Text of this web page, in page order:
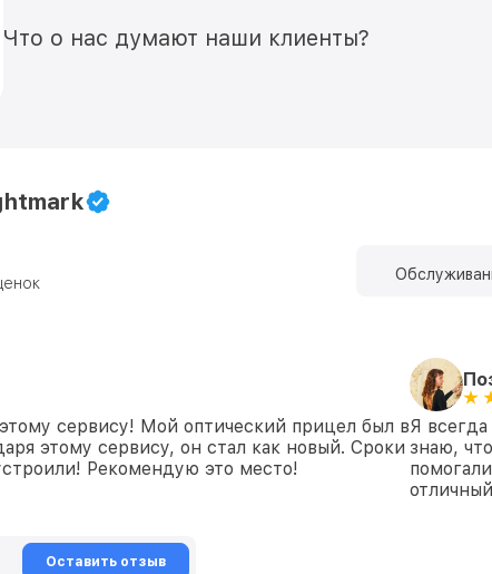
Что о нас думают наши клиенты?
сервису! Мой оптический прицел был в
этому сервису, он стал как новый. Сроки
Рекомендую это место!
Я
знаю,
Оставить отзыв